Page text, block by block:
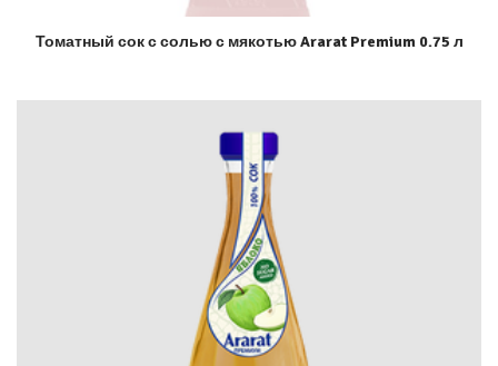
Томатный сок с солью с мякотью Ararat Premium 0.75 л